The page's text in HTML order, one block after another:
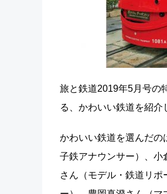
旅と鉄道2019年5月号の
る、かわいい鉄道を紹介
かわいい鉄道を選んだの
子鉄アナウンサー）、小
さん（モデル・鉄道リ